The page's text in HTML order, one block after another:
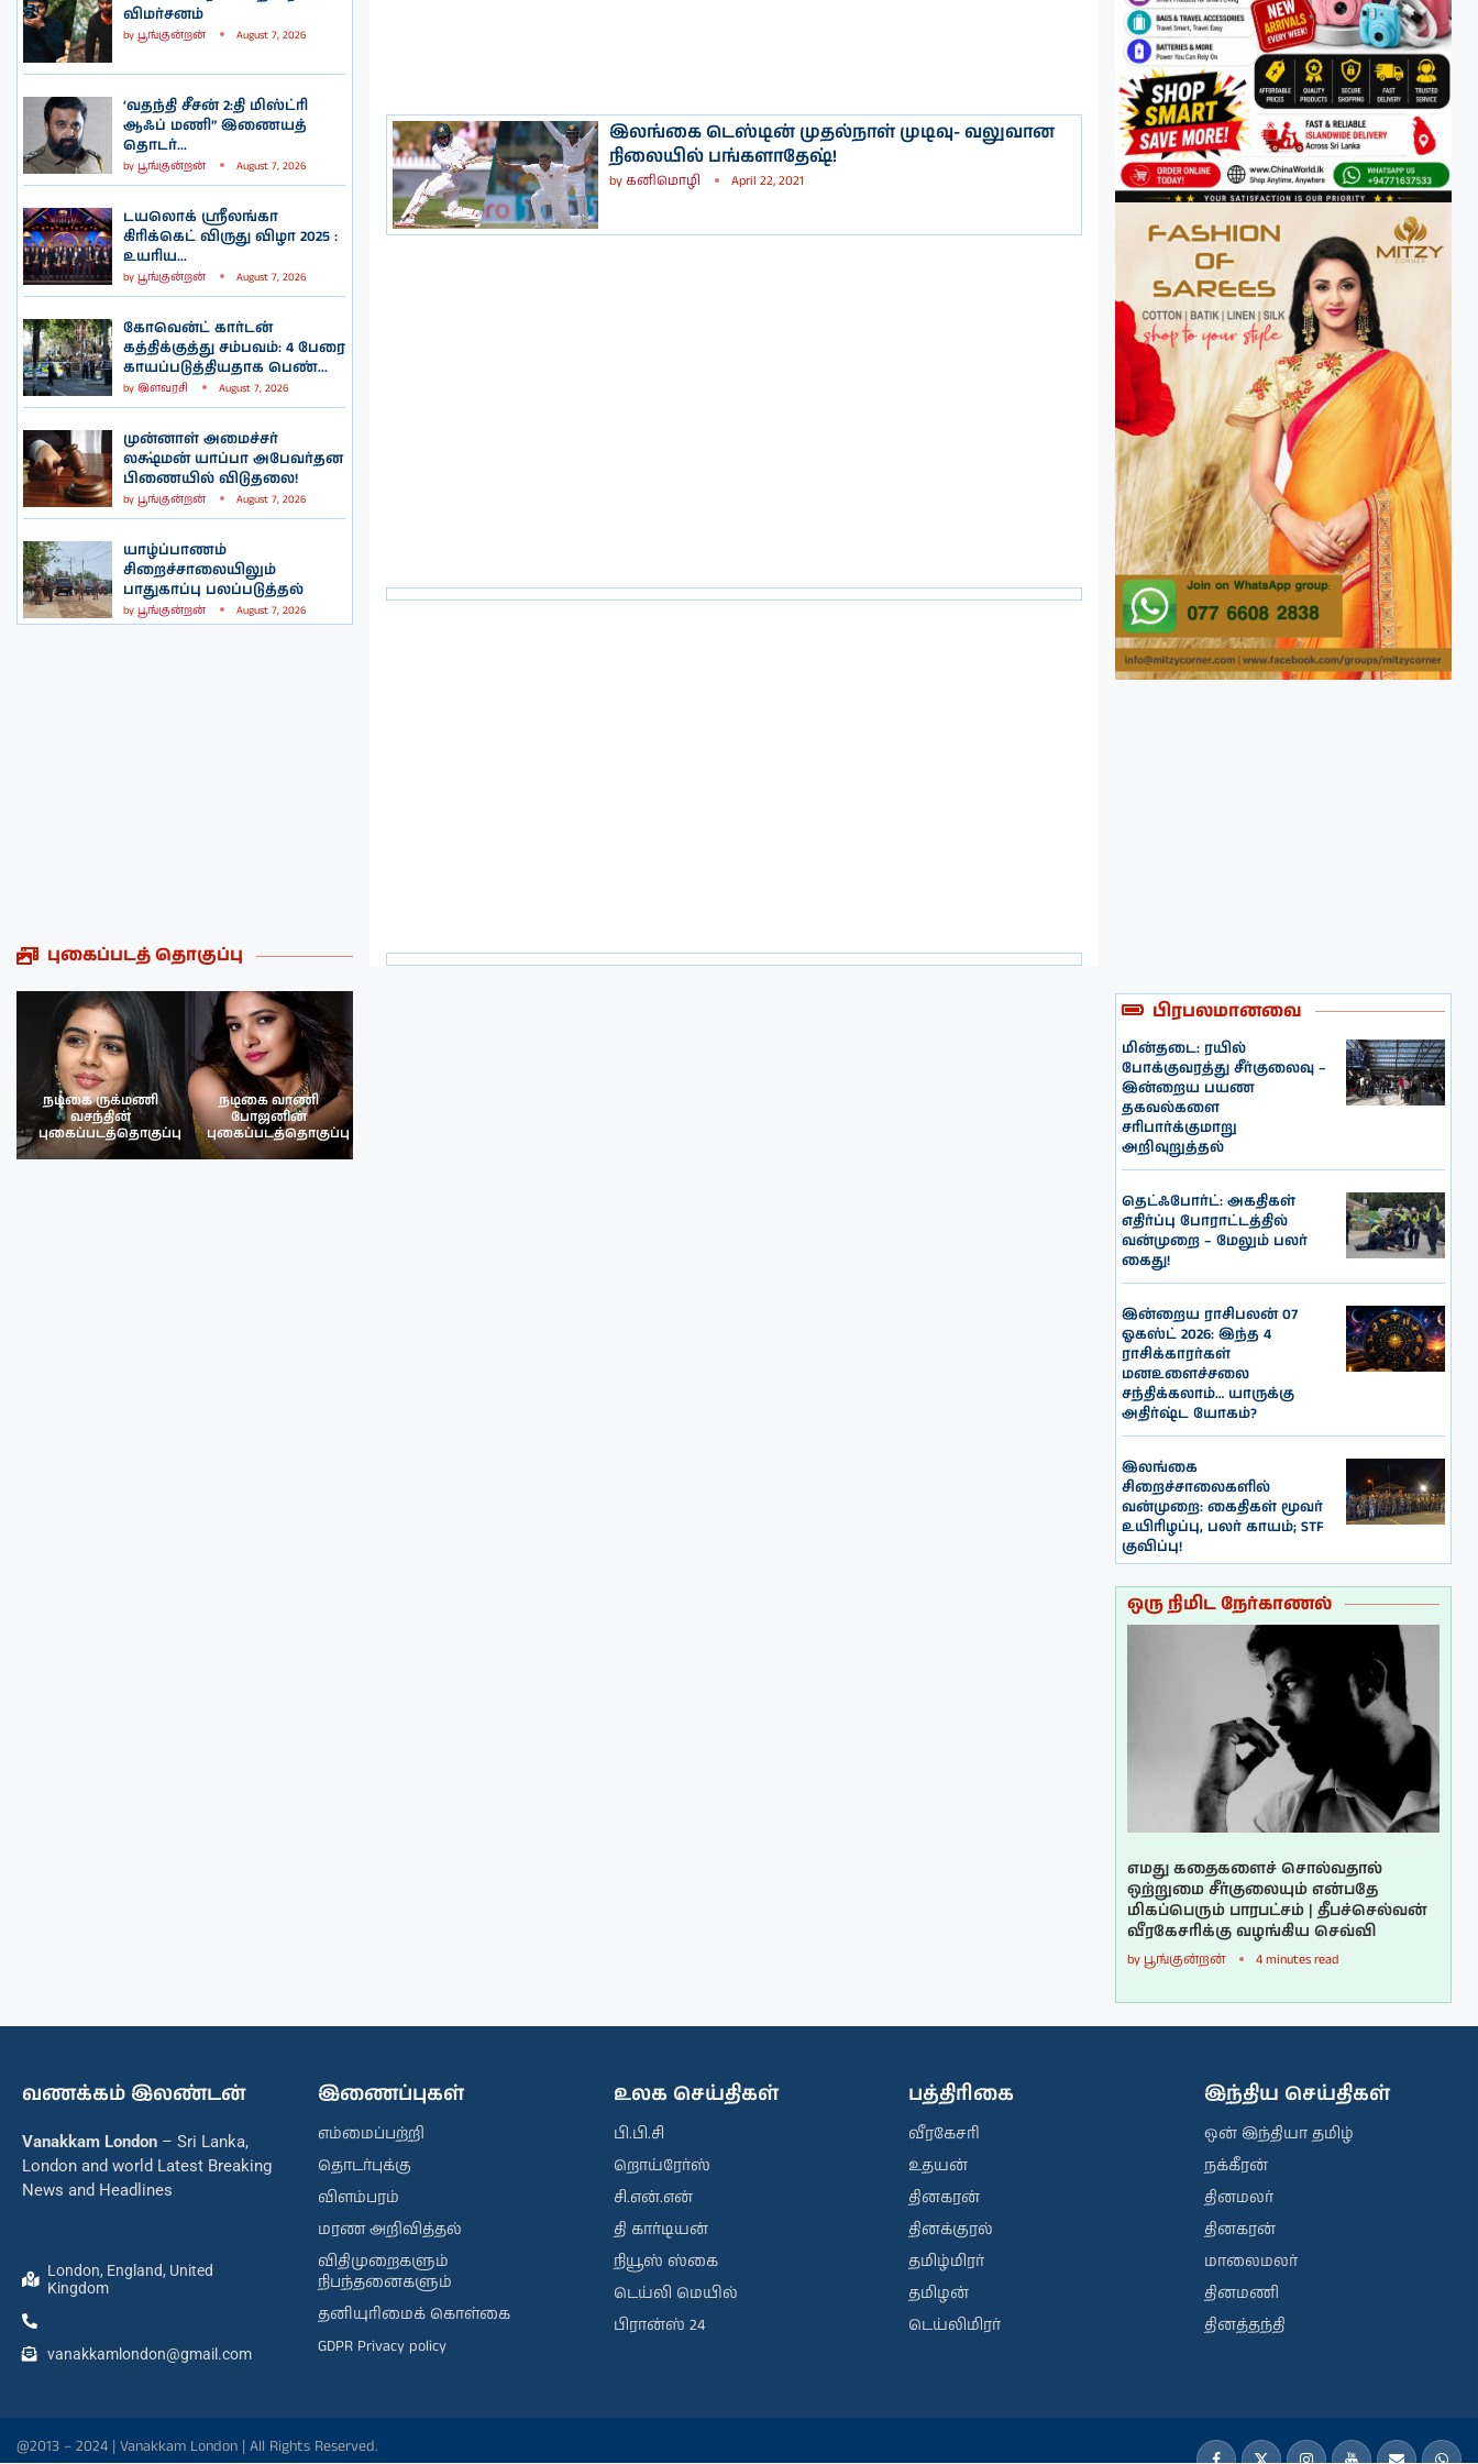
விமர்சனம்
by பூங்குன்றன் August 7, 2026
‘வதந்தி சீசன் 2:தி மிஸ்ட்ரி
ஆஃப் மணி” இணையத்
தொடர்...
by பூங்குன்றன் August 7, 2026
டயலொக் ஸ்ரீலங்கா
கிரிக்கெட் விருது விழா 2025 :
உயரிய...
by பூங்குன்றன் August 7, 2026
கோவென்ட் கார்டன்
கத்திக்குத்து சம்பவம்: 4 பேரை
காயப்படுத்தியதாக பெண்...
by இளவரசி August 7, 2026
முன்னாள் அமைச்சர்
லக்ஷ்மன் யாப்பா அபேவர்தன
பிணையில் விடுதலை!
by பூங்குன்றன் August 7, 2026
யாழ்ப்பாணம்
சிறைச்சாலையிலும்
பாதுகாப்பு பலப்படுத்தல்
by பூங்குன்றன் August 7, 2026
புகைப்படத் தொகுப்பு
நடிகை ருக்மணி
வசந்தின்
புகைப்படத்தொகுப்பு
நடிகை வாணி
போஜனின்
புகைப்படத்தொகுப்பு
இலங்கை டெஸ்டின் முதல்நாள் முடிவு- வலுவான
நிலையில் பங்களாதேஷ்!
byகனிமொழி April 22, 2021
பிரபலமானவை
மின்தடை: ரயில்
போக்குவரத்து சீர்குலைவு –
இன்றைய பயண
தகவல்களை
சரிபார்க்குமாறு
அறிவுறுத்தல்
தெட்ஃபோர்ட்: அகதிகள்
எதிர்ப்பு போராட்டத்தில்
வன்முறை – மேலும் பலர்
கைது!
இன்றைய ராசிபலன் 07
ஓகஸ்ட் 2026: இந்த 4
ராசிக்காரர்கள்
மனஉளைச்சலை
சந்திக்கலாம்… யாருக்கு
அதிர்ஷ்ட யோகம்?
இலங்கை
சிறைச்சாலைகளில்
வன்முறை: கைதிகள் மூவர்
உயிரிழப்பு, பலர் காயம்; STF
குவிப்பு!
ஒரு நிமிட நேர்காணல்
எமது கதைகளைச் சொல்வதால்
ஒற்றுமை சீர்குலையும் என்பதே
மிகப்பெரும் பாரபட்சம் | தீபச்செல்வன்
வீரகேசரிக்கு வழங்கிய செவ்வி
by பூங்குன்றன் 4 minutes read
வணக்கம் இலண்டன்
Vanakkam London – Sri Lanka,
London and world Latest Breaking
News and Headlines
London, England, United
Kingdom
vanakkamlondon@gmail.com
இணைப்புகள்
எம்மைப்பற்றி
தொடர்புக்கு
விளம்பரம்
மரண அறிவித்தல்
விதிமுறைகளும்
நிபந்தனைகளும்
தனியுரிமைக் கொள்கை
GDPR Privacy policy
உலக செய்திகள்
பி.பி.சி
றொய்ரேர்ஸ்
சி.என்.என்
தி கார்டியன்
நியூஸ் ஸ்கை
டெய்லி மெயில்
பிரான்ஸ் 24
பத்திரிகை
வீரகேசரி
உதயன்
தினகரன்
தினக்குரல்
தமிழ்மிரர்
தமிழன்
டெய்லிமிரர்
இந்திய செய்திகள்
ஒன் இந்தியா தமிழ்
நக்கீரன்
தினமலர்
தினகரன்
மாலைமலர்
தினமணி
தினத்தந்தி
@2013 – 2024 | Vanakkam London | All Rights Reserved.